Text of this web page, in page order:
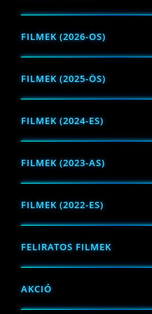
FILMEK (2026-OS)
FILMEK (2025-ÖS)
FILMEK (2024-ES)
FILMEK (2023-AS)
FILMEK (2022-ES)
FELIRATOS FILMEK
AKCIÓ